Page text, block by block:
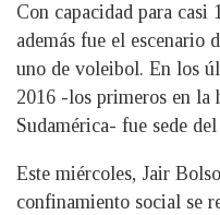
Con capacidad para casi
además fue el escenario
uno de voleibol. En los
2016 -los primeros en la
Sudamérica- fue sede
Este miércoles, Jair
confinamiento social se